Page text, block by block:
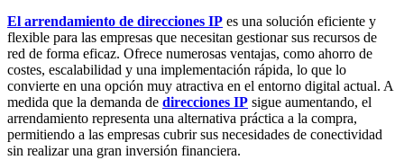
El arrendamiento de direcciones IP es una solución eficiente y
flexible para las empresas que necesitan gestionar sus recursos de
red de forma eficaz. Ofrece numerosas ventajas, como ahorro de
costes, escalabilidad y una implementación rápida, lo que lo
convierte en una opción muy atractiva en el entorno digital actual. A
medida que la demanda de direcciones IP sigue aumentando, el
arrendamiento representa una alternativa práctica a la compra,
permitiendo a las empresas cubrir sus necesidades de conectividad
sin realizar una gran inversión financiera.